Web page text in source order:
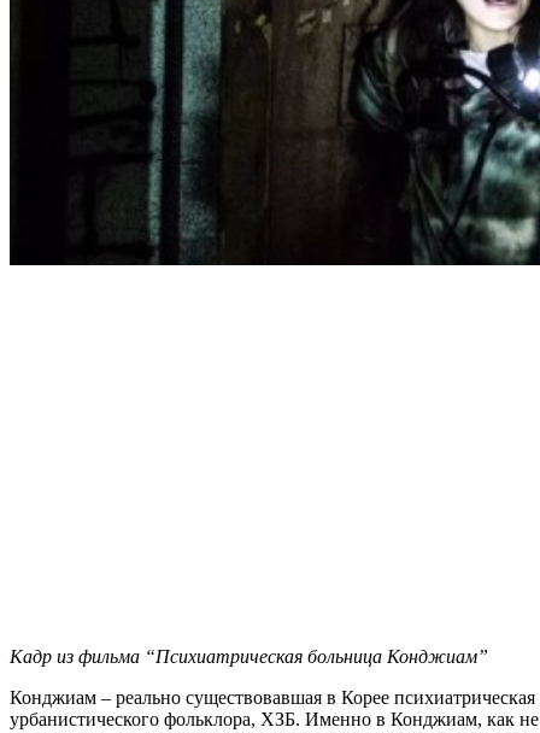
Кадр из фильма “Психиатрическая больница Конджиам”
Конджиам – реально существовавшая в Корее
урбанистического фольклора, ХЗБ. Именно в Конджиам, как